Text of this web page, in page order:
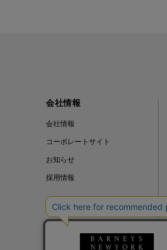
会社情報
会社情報
コーポレートサイト
お知らせ
採用情報